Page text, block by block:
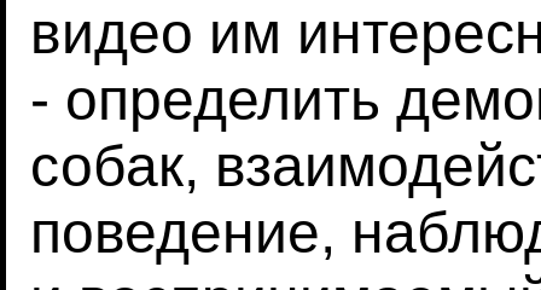
видео им
- определить
собак,
поведение,